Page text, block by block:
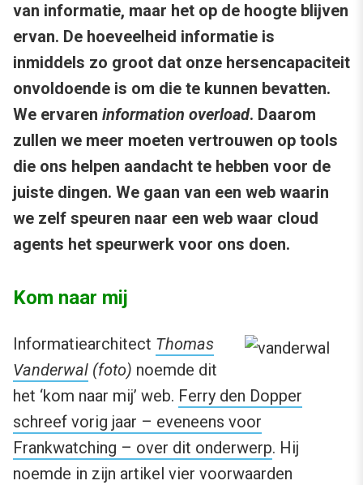
van informatie, maar het op de hoogte blijven
ervan. De hoeveelheid informatie is
inmiddels zo groot dat onze hersencapaciteit
onvoldoende is om die te kunnen bevatten.
We ervaren information overload. Daarom
zullen we meer moeten vertrouwen op tools
die ons helpen aandacht te hebben voor de
juiste dingen. We gaan van een web waarin
we zelf speuren naar een web waar cloud
agents het speurwerk voor ons doen.
Kom naar mij
Informatiearchitect Thomas
Vanderwal (foto) noemde dit
het ‘kom naar mij’ web. Ferry den Dopper
schreef vorig jaar – eveneens voor
Frankwatching – over dit onderwerp. Hij
noemde in zijn artikel vier voorwaarden